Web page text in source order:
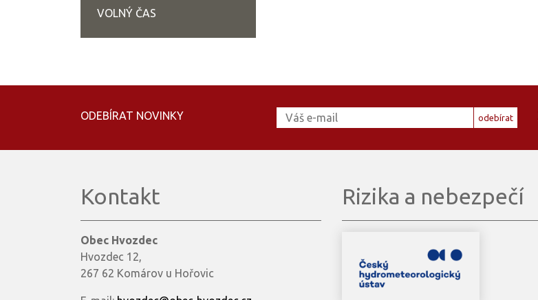
VOLNÝ ČAS
ODEBÍRAT NOVINKY odebírat
Kontakt
Obec Hvozdec
Hvozdec 12,
267 62 Komárov u Hořovic
Rizika a nebezpečí